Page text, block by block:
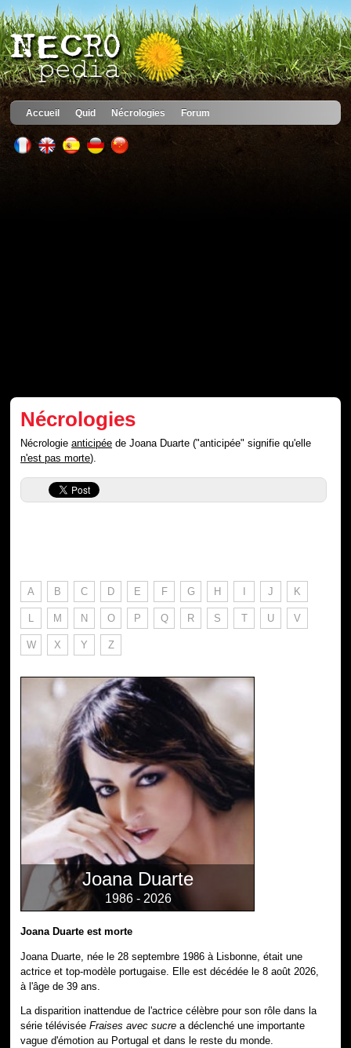
Accueil Quid Nécrologies Forum
Nécrologies
Nécrologieanticipée de Joana Duarte ("anticipée" signifie qu'elle
n'est pas morte).
A B C D E F G H I J K
L M N O P Q R S T U V
W X Y Z
Joana Duarte
1986 - 2026
Joana Duarte est morte
Joana Duarte, née le 28 septembre 1986 à Lisbonne, était une
actrice et top-modèle portugaise. Elle est décédée le 8 août 2026,
à l'âge de 39 ans.
La disparition inattendue de l'actrice célèbre pour son rôle dans la
série téléviséeFraises avec sucre a déclenché une importante
vague d'émotion au Portugal et dans le reste du monde.